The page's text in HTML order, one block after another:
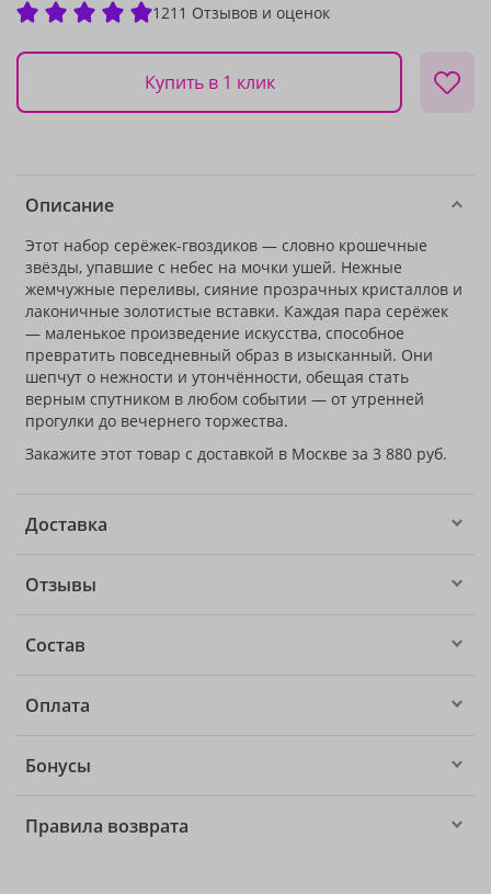
1211 Отзывов и оценок
Купить в 1 клик
Описание
Этот набор серёжек-гвоздиков — словно крошечные
звёзды, упавшие с небес на мочки ушей. Нежные
жемчужные переливы, сияние прозрачных кристаллов и
лаконичные золотистые вставки. Каждая пара серёжек
— маленькое произведение искусства, способное
превратить повседневный образ в изысканный. Они
шепчут о нежности и утончённости, обещая стать
верным спутником в любом событии — от утренней
прогулки до вечернего торжества.
Закажите этот товар с доставкой в Москве за 3 880 руб.
Доставка
Отзывы
Состав
Оплата
Бонусы
Правила возврата